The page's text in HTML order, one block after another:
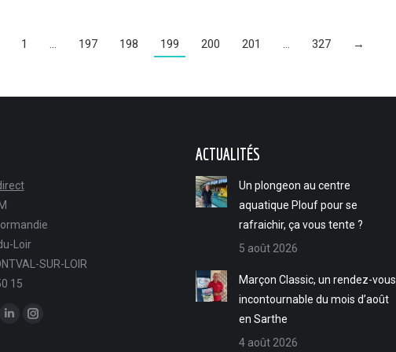
1 … 197 198 199 200 201 … 327 →
Loir
SUR-LOIR
15
sur :
LinkedInInstagram
ACTUALITÉS
Un plongeon au centre
aquatique Plouf pour se
rafraichir, ça vous tente ?
5 août 2026
Marçon Classic, un rendez-vous
incontournable du mois d’août
en Sarthe
4 août 2026